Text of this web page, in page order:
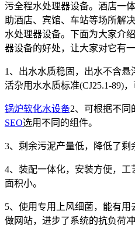
污全程水处理器设备。酒店一
助酒店、宾馆、车站等场所解
水处理器设备。下面为大家介
器设备的好处，让大家对它有
1、出水水质稳固，出水不含
活杂用水水质标准(CJ25.1-89)，
锅炉软化水设备2、可根据不同
SEO选用不同的组件。
3、剩余污泥产量低，降低了剩
4、装配一体化，安装方便，
面积小。
5、使用专用上风细菌，能有
做网站，进步了系统的抗负荷冲